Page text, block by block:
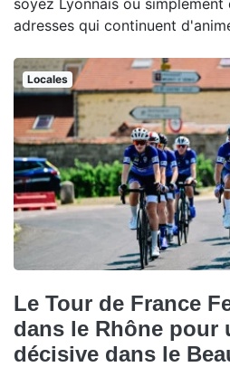
adresses qui continuent
Locales
Le Tour de France
dans le Rhône pour
décisive dans le